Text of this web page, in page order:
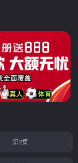
第2集